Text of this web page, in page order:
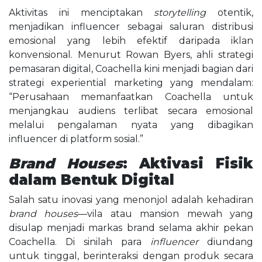
Aktivitas ini menciptakan storytelling otentik,
menjadikan influencer sebagai saluran distribusi
emosional yang lebih efektif daripada iklan
konvensional. Menurut Rowan Byers, ahli strategi
pemasaran digital, Coachella kini menjadi bagian dari
strategi experiential marketing yang mendalam:
“Perusahaan memanfaatkan Coachella untuk
menjangkau audiens terlibat secara emosional
melalui pengalaman nyata yang dibagikan
influencer di platform sosial.”
Brand Houses: Aktivasi Fisik
dalam Bentuk Digital
Salah satu inovasi yang menonjol adalah kehadiran
brand houses—vila atau mansion mewah yang
disulap menjadi markas brand selama akhir pekan
Coachella. Di sinilah para influencerdiundang
untuk tinggal, berinteraksi dengan produk secara